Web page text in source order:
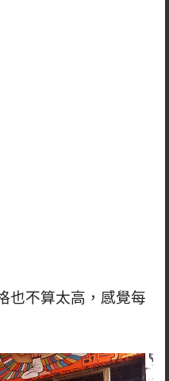
也不算太高，感覺每